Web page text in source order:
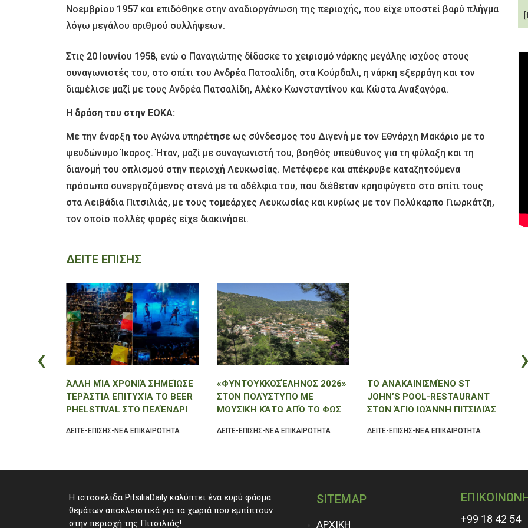
Νοεμβρίου 1957 και επιδόθηκε στην αναδιοργάνωση της περιοχής, που είχε υποστεί βαρύ πλήγμα
λόγω μεγάλου αριθμού συλλήψεων.
Στις 20 Ιουνίου 1958, ενώ ο Παναγιώτης δίδασκε το χειρισμό νάρκης μεγάλης ισχύος στους
συναγωνιστές του, στο σπίτι του Ανδρέα Πατσαλίδη, στα Κούρδαλι, η νάρκη εξερράγη και τον
διαμέλισε μαζί με τους Ανδρέα Πατσαλίδη, Αλέκο Κωνσταντίνου και Κώστα Αναξαγόρα.
Η δράση του στην ΕΟΚΑ:
Με την έναρξη του Αγώνα υπηρέτησε ως σύνδεσμος του Διγενή με τον Εθνάρχη Μακάριο με το
ψευδώνυμο Ίκαρος. Ήταν, μαζί με συναγωνιστή του, βοηθός υπεύθυνος για τη φύλαξη και τη
διανομή του οπλισμού στην περιοχή Λευκωσίας. Μετέφερε και απέκρυβε καταζητούμενα
πρόσωπα συνεργαζόμενος στενά με τα αδέλφια του, που διέθεταν κρησφύγετο στο σπίτι τους
στα Λειβάδια Πιτσιλιάς, με τους τομεάρχες Λευκωσίας και κυρίως με τον Πολύκαρπο Γιωρκάτζη,
τον οποίο πολλές φορές είχε διακινήσει.
ΔΕΙΤΕ ΕΠΙΣΗΣ
ΆΛΛΗ ΜΊΑ ΧΡΟΝΙΆ ΣΗΜΕΊΩΣΕ
ΤΕΡΆΣΤΙΑ ΕΠΙΤΥΧΊΑ ΤΟ BEER
PHELSTIVAL ΣΤΟ ΠΕΛΈΝΔΡΙ
ΔΕΙΤΕ-ΕΠΙΣΗΣ-ΝΕΑ ΕΠΙΚΑΙΡΟΤΗΤΑ
«ΦΥΝΤΟΥΚΚΟΣΈΛΗΝΟΣ 2026»
ΣΤΟΝ ΠΟΛΎΣΤΥΠΟ ΜΕ
ΜΟΥΣΙΚΉ ΚΆΤΩ ΑΠΌ ΤΟ ΦΩΣ
ΔΕΙΤΕ-ΕΠΙΣΗΣ-ΝΕΑ ΕΠΙΚΑΙΡΟΤΗΤΑ
ΤΟ ΑΝΑΚΑΙΝΙΣΜΈΝΟ ST
JOHN’S POOL-RESTAURANT
ΣΤΟΝ ΆΓΙΟ ΙΩΆΝΝΗ ΠΙΤΣΙΛΙΆΣ
ΣΑΣ ΠΕΡΙΜΈΝΕΙ!
ΔΕΙΤΕ-ΕΠΙΣΗΣ-ΝΕΑ ΕΠΙΚΑΙΡΟΤΗΤΑ
‹ ›
Η ιστοσελίδα PitsiliaDaily καλύπτει ένα ευρύ φάσμα
θεμάτων αποκλειστικά για τα χωριά που εμπίπτουν
στην περιοχή της Πιτσιλιάς!
SITEMAP
ΑΡΧΙΚΗ +99 18 42 54